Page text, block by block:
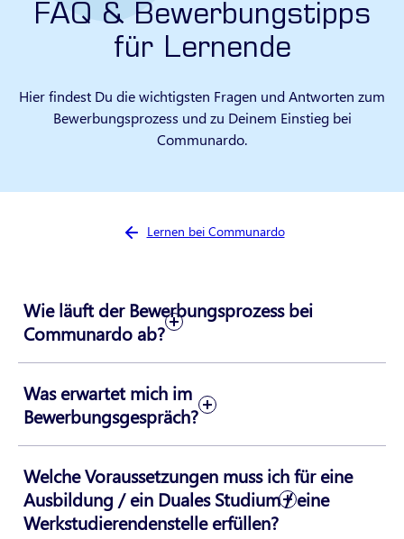
FAQ & Bewerbungstipps
für Lernende
Hier findest Du die wichtigsten Fragen und Antworten zum
Bewerbungsprozess und zu Deinem Einstieg bei
Communardo.
Sie sind hier:
Lernen bei Communardo
Wie läuft der Bewerbungsprozess bei
Communardo ab?
Was erwartet mich im
Bewerbungsgespräch?
Welche Voraussetzungen muss ich für eine
Ausbildung / ein Duales Studium / eine
Werkstudierendenstelle erfüllen?